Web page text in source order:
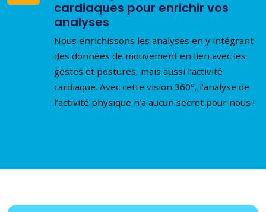
cardiaques pour enrichir vos
analyses
Nous enrichissons les analyses en y intégrant
des données de mouvement en lien avec les
gestes et postures, mais aussi l’activité
cardiaque. Avec cette vision 360°, l’analyse de
l’activité physique n’a aucun secret pour nous !